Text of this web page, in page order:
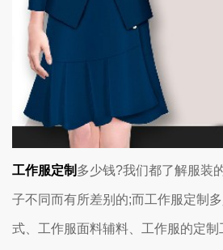
工作服定制 多少钱?我们都了解服装
子不同而有所差别的;而工作服定制
式、工作服面料辅料、工作服的定